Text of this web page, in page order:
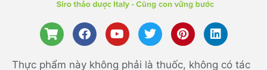
Thực phẩm này không phải là thuốc, không có tác